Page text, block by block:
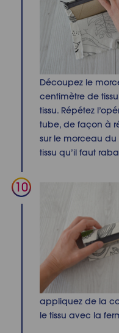
Découpez le
centimètre de
tissu. Répétez
tube, de façon à
sur le morceau du
tissu qu’il faut
appliquez de la
le tissu avec la